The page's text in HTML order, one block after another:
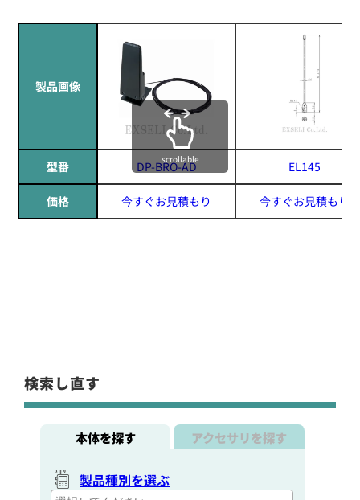
製品画像
型番 DP-BRO-AD EL145
価格 今すぐお見積もり 今すぐお見積もり
scrollable
検索し直す
本体を探す アクセサリを探す
製品種別を選ぶ